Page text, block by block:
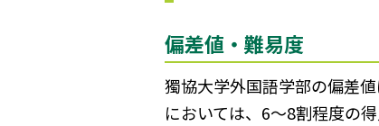
偏差値・難易度
獨協大学外国語学部の偏差
においては、6～8割程度の